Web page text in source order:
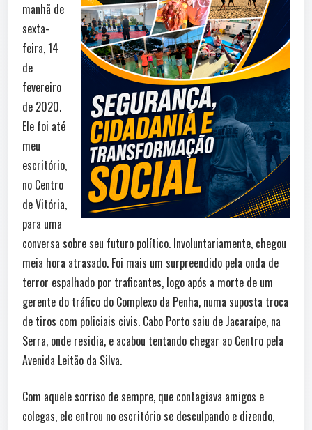
manhã de
sexta-
feira, 14
de
fevereiro
de 2020.
Ele foi até
meu
escritório,
no Centro
de Vitória,
para uma
conversa sobre seu futuro político. Involuntariamente, chegou
meia hora atrasado. Foi mais um surpreendido pela onda de
terror espalhado por traficantes, logo após a morte de um
gerente do tráfico do Complexo da Penha, numa suposta troca
de tiros com policiais civis. Cabo Porto saiu de Jacaraípe, na
Serra, onde residia, e acabou tentando chegar ao Centro pela
Avenida Leitão da Silva.
Com aquele sorriso de sempre, que contagiava amigos e
colegas, ele entrou no escritório se desculpando e dizendo,